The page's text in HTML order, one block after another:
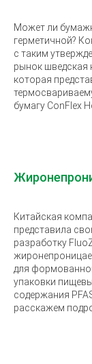
Может ли
герметичной?
с таким
рынок шведская
которая
бумагу ConFlex
Китайская
представила
разработку
для
упаковки
содержания
расскажем